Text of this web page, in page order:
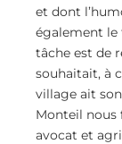
et dont
également le
tâche est de
souhaitait, à
village ait
Monteil nous
avocat et